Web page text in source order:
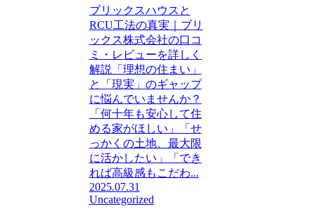
ブリックスハウスと
RCU工法の真実｜ブリ
ックス株式会社の口コ
ミ・レビューを詳しく
解説「理想の住まい」
と「現実」のギャップ
に悩んでいませんか？
「何十年も安心して住
める家がほしい」「せ
っかくの土地、最大限
に活かしたい」「でき
れば高級感もこだわ...
2025.07.31
Uncategorized